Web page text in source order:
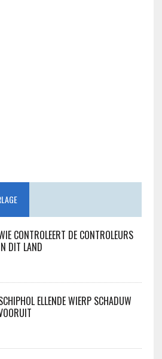
CONTROLEERT DE CONTROLEURS
DIT LAND
ELLENDE WIERP SCHADUW